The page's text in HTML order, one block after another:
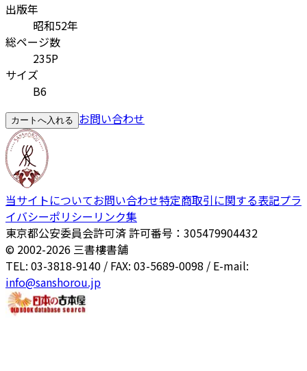
出版年
昭和52年
総ページ数
235P
サイズ
B6
カートへ入れる お問い合わせ
当サイトについてお問い合わせ特定商取引に関する表記プラ
イバシーポリシー リンク集
東京都公安委員会許可済 許可番号：305479904432
© 2002-2026 三書樓書舗
TEL: 03-3818-9140 / FAX: 03-5689-0098 / E-mail:
info@sanshorou.jp